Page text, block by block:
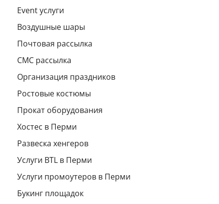
Event услуги
Воздушные шары
Почтовая рассылка
СМС рассылка
Организация праздников
Ростовые костюмы
Прокат оборудования
Хостес в Перми
Развеска хенгеров
Услуги BTL в Перми
Услуги промоутеров в Перми
Букинг площадок